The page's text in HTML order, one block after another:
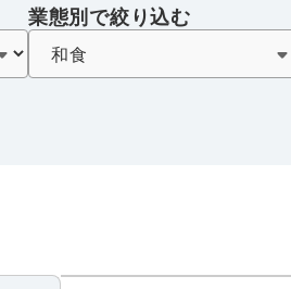
業態別で絞り込む